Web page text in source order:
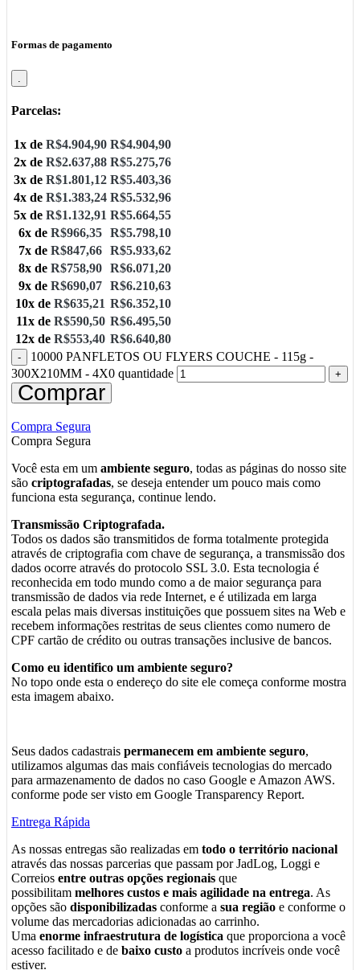
Formas de pagamento
Parcelas:
1x de R$4.904,90 R$4.904,90
2x de R$2.637,88 R$5.275,76
3x de R$1.801,12 R$5.403,36
4x de R$1.383,24 R$5.532,96
5x de R$1.132,91 R$5.664,55
6x de R$966,35 R$5.798,10
7x de R$847,66 R$5.933,62
8x de R$758,90 R$6.071,20
9x de R$690,07 R$6.210,63
10x de R$635,21 R$6.352,10
11x de R$590,50 R$6.495,50
12x de R$553,40 R$6.640,80
10000 PANFLETOS OU FLYERS COUCHE - 115g -
300X210MM - 4X0 quantidade
Comprar
Compra Segura
Compra Segura
Você esta em um ambiente seguro, todas as páginas do nosso site
são criptografadas, se deseja entender um pouco mais como
funciona esta segurança, continue lendo.
Transmissão Criptografada.
Todos os dados são transmitidos de forma totalmente protegida
através de criptografia com chave de segurança, a transmissão dos
dados ocorre através do protocolo SSL 3.0. Esta tecnologia é
reconhecida em todo mundo como a de maior segurança para
transmissão de dados via rede Internet, e é utilizada em larga
escala pelas mais diversas instituições que possuem sites na Web e
recebem informações restritas de seus clientes como numero de
CPF cartão de crédito ou outras transações inclusive de bancos.
Como eu identifico um ambiente seguro?
No topo onde esta o endereço do site ele começa conforme mostra
esta imagem abaixo.
Seus dados cadastrais permanecem em ambiente seguro,
utilizamos algumas das mais confiáveis tecnologias do mercado
para armazenamento de dados no caso Google e Amazon AWS.
conforme pode ser visto em Google Transparency Report.
Entrega Rápida
As nossas entregas são realizadas em todo o território nacional
através das nossas parcerias que passam por JadLog, Loggi e
Correios entre outras opções regionais que
possibilitam melhores custos e mais agilidade na entrega. As
opções são disponibilizadas conforme a sua região e conforme o
volume das mercadorias adicionadas ao carrinho.
Uma enorme infraestrutura de logística que proporciona a você
acesso facilitado e de baixo custo a produtos incríveis onde você
estiver.